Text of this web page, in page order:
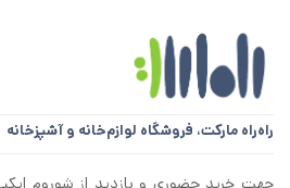
راه‌راه مارکت، فروشگاه لوازم‌خانه و آشپزخانه